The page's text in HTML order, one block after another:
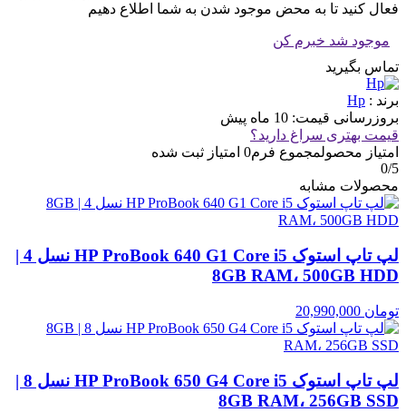
فعال کنید تا به محض موجود شدن به شما اطلاع دهیم
موجود شد خبرم کن
تماس بگیرید
برند : Hp
بروزرسانی قیمت: 10 ماه پیش
قیمت بهتری سراغ دارید؟
امتیاز محصولمجموع فرم0 امتیاز ثبت شده
0/5
محصولات مشابه
لپ تاپ استوک HP ProBook 640 G1 Core i5 نسل 4 |
8GB RAM، 500GB HDD
تومان
لپ تاپ استوک HP ProBook 650 G4 Core i5 نسل 8 |
8GB RAM، 256GB SSD